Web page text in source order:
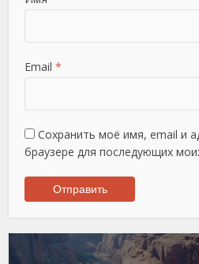
Email *
Сохранить моё имя, email и
браузере для последующих